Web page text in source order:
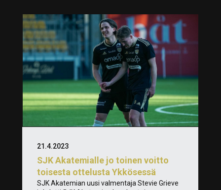
SJK Akatemialle jo toinen voitto
toisesta ottelusta Ykkösessä
21.4.2023
SJK Akatemian uusi valmentaja Stevie Grieve